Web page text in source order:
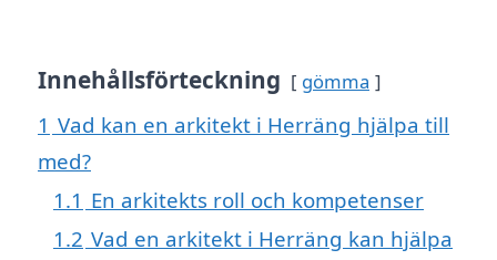
Innehållsförteckning gömma
1 Vad kan en arkitekt i Herräng hjälpa till
med?
1.1 En arkitekts roll och kompetenser
1.2 Vad en arkitekt i Herräng kan hjälpa